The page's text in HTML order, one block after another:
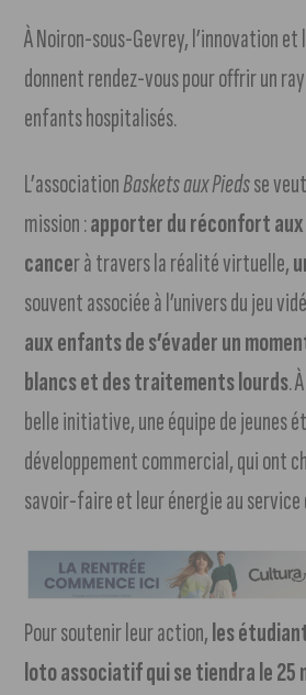
À Noiron-sous-Gevrey, l’innovation
donnent rendez-vous pour offrir un
enfants hospitalisés.
L’associationBaskets aux Piedsse
mission :apporter du réconfort
cancer à travers la réalité virtuelle,
souvent associée à l’univers du jeu
aux enfants de s’évader un
blancs et des traitements lourds.
belle initiative, une équipe de jeunes
développement commercial, qui ont
savoir-faire et leur énergie au
Pour soutenir leur action,les
loto associatif qui se tiendra le 25